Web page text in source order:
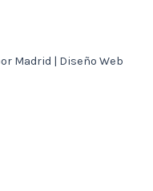
Madrid | Diseño Web